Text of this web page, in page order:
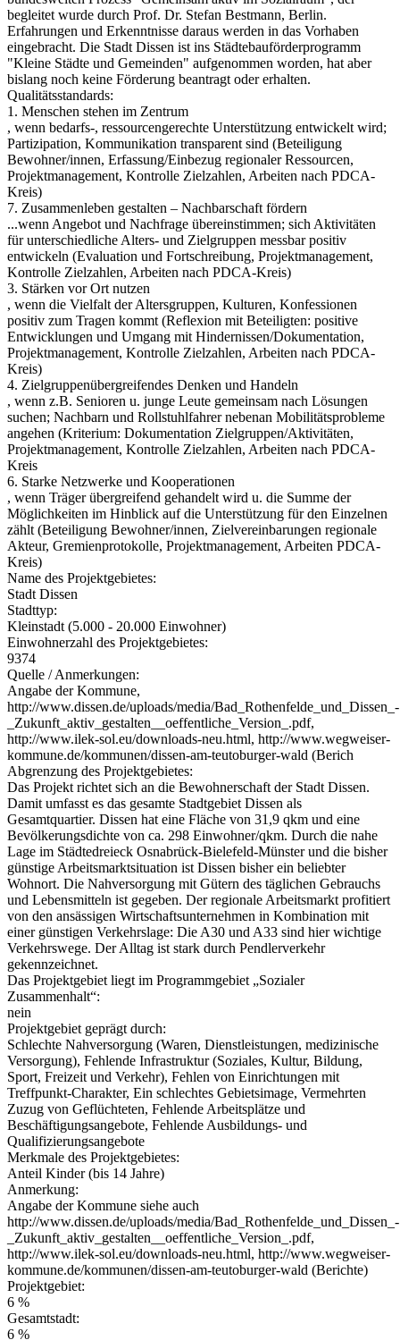
begleitet wurde durch Prof. Dr. Stefan Bestmann, Berlin.
Erfahrungen und Erkenntnisse daraus werden in das Vorhaben
eingebracht. Die Stadt Dissen ist ins Städtebauförderprogramm
"Kleine Städte und Gemeinden" aufgenommen worden, hat aber
bislang noch keine Förderung beantragt oder erhalten.
Qualitätsstandards:
1. Menschen stehen im Zentrum
, wenn bedarfs-, ressourcengerechte Unterstützung entwickelt wird;
Partizipation, Kommunikation transparent sind (Beteiligung
Bewohner/innen, Erfassung/Einbezug regionaler Ressourcen,
Projektmanagement, Kontrolle Zielzahlen, Arbeiten nach PDCA-
Kreis)
7. Zusammenleben gestalten – Nachbarschaft fördern
...wenn Angebot und Nachfrage übereinstimmen; sich Aktivitäten
für unterschiedliche Alters- und Zielgruppen messbar positiv
entwickeln (Evaluation und Fortschreibung, Projektmanagement,
Kontrolle Zielzahlen, Arbeiten nach PDCA-Kreis)
3. Stärken vor Ort nutzen
, wenn die Vielfalt der Altersgruppen, Kulturen, Konfessionen
positiv zum Tragen kommt (Reflexion mit Beteiligten: positive
Entwicklungen und Umgang mit Hindernissen/Dokumentation,
Projektmanagement, Kontrolle Zielzahlen, Arbeiten nach PDCA-
Kreis)
4. Zielgruppenübergreifendes Denken und Handeln
, wenn z.B. Senioren u. junge Leute gemeinsam nach Lösungen
suchen; Nachbarn und Rollstuhlfahrer nebenan Mobilitätsprobleme
angehen (Kriterium: Dokumentation Zielgruppen/Aktivitäten,
Projektmanagement, Kontrolle Zielzahlen, Arbeiten nach PDCA-
Kreis
6. Starke Netzwerke und Kooperationen
, wenn Träger übergreifend gehandelt wird u. die Summe der
Möglichkeiten im Hinblick auf die Unterstützung für den Einzelnen
zählt (Beteiligung Bewohner/innen, Zielvereinbarungen regionale
Akteur, Gremienprotokolle, Projektmanagement, Arbeiten PDCA-
Kreis)
Name des Projektgebietes:
Stadt Dissen
Stadttyp:
Kleinstadt (5.000 - 20.000 Einwohner)
Einwohnerzahl des Projektgebietes:
9374
Quelle / Anmerkungen:
Angabe der Kommune,
http://www.dissen.de/uploads/media/Bad_Rothenfelde_und_Dissen_-
_Zukunft_aktiv_gestalten__oeffentliche_Version_.pdf,
http://www.ilek-sol.eu/downloads-neu.html, http://www.wegweiser-
kommune.de/kommunen/dissen-am-teutoburger-wald (Berich
Abgrenzung des Projektgebietes:
Das Projekt richtet sich an die Bewohnerschaft der Stadt Dissen.
Damit umfasst es das gesamte Stadtgebiet Dissen als
Gesamtquartier. Dissen hat eine Fläche von 31,9 qkm und eine
Bevölkerungsdichte von ca. 298 Einwohner/qkm. Durch die nahe
Lage im Städtedreieck Osnabrück-Bielefeld-Münster und die bisher
günstige Arbeitsmarktsituation ist Dissen bisher ein beliebter
Wohnort. Die Nahversorgung mit Gütern des täglichen Gebrauchs
und Lebensmitteln ist gegeben. Der regionale Arbeitsmarkt profitiert
von den ansässigen Wirtschaftsunternehmen in Kombination mit
einer günstigen Verkehrslage: Die A30 und A33 sind hier wichtige
Verkehrswege. Der Alltag ist stark durch Pendlerverkehr
gekennzeichnet.
Das Projektgebiet liegt im Programmgebiet „Sozialer
Zusammenhalt“:
nein
Projektgebiet geprägt durch:
Schlechte Nahversorgung (Waren, Dienstleistungen, medizinische
Versorgung), Fehlende Infrastruktur (Soziales, Kultur, Bildung,
Sport, Freizeit und Verkehr), Fehlen von Einrichtungen mit
Treffpunkt-Charakter, Ein schlechtes Gebietsimage, Vermehrten
Zuzug von Geflüchteten, Fehlende Arbeitsplätze und
Beschäftigungsangebote, Fehlende Ausbildungs- und
Qualifizierungsangebote
Merkmale des Projektgebietes:
Anteil Kinder (bis 14 Jahre)
Anmerkung:
Angabe der Kommune siehe auch
http://www.dissen.de/uploads/media/Bad_Rothenfelde_und_Dissen_-
_Zukunft_aktiv_gestalten__oeffentliche_Version_.pdf,
http://www.ilek-sol.eu/downloads-neu.html, http://www.wegweiser-
kommune.de/kommunen/dissen-am-teutoburger-wald (Berichte)
Projektgebiet:
6 %
Gesamtstadt:
6 %